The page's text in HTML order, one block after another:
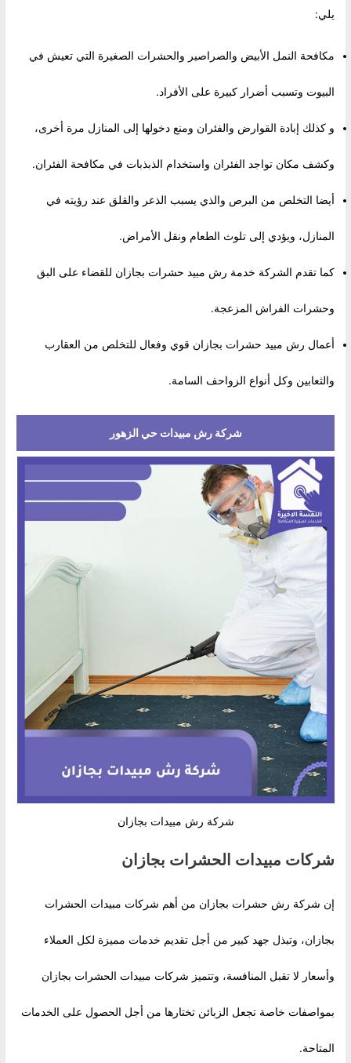
يلي:
مكافحة النمل الأبيض والصراصير والحشرات الصغيرة التي تعيش في
البيوت وتسبب أضرار كبيرة على الأفراد.
و كذلك إبادة القوارض والفئران ومنع دخولها إلى المنازل مرة أخرى،
وكشف مكان تواجد الفئران واستخدام الذبذبات في مكافحة الفئران.
أيضا التخلص من البرص والذي يسبب الذعر والقلق عند رؤيته في
المنازل، ويؤدي إلى تلوث الطعام ونقل الأمراض.
كما تقدم الشركة خدمة رش مبيد حشرات بجازان للقضاء على البق
وحشرات الفراش المزعجة.
أعمال رش مبيد حشرات بجازان قوي وفعال للتخلص من العقارب
والثعابين وكل أنواع الزواحف السامة.
شركة رش مبيدات حي الزهور
شركة رش مبيدات بجازان
شركات مبيدات الحشرات بجازان
إن شركة رش حشرات بجازان من أهم شركات مبيدات الحشرات
بجازان، وتبذل جهد كبير من أجل تقديم خدمات مميزة لكل العملاء
وأسعار لا تقبل المنافسة، وتتميز شركات مبيدات الحشرات بجازان
بمواصفات خاصة تجعل الزبائن تختارها من أجل الحصول على الخدمات
المتاحة.